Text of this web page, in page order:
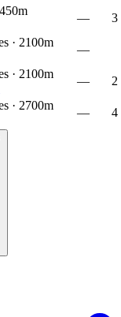
—
3
· 2100m
—
· 2100m
—
2
· 2700m
— 4